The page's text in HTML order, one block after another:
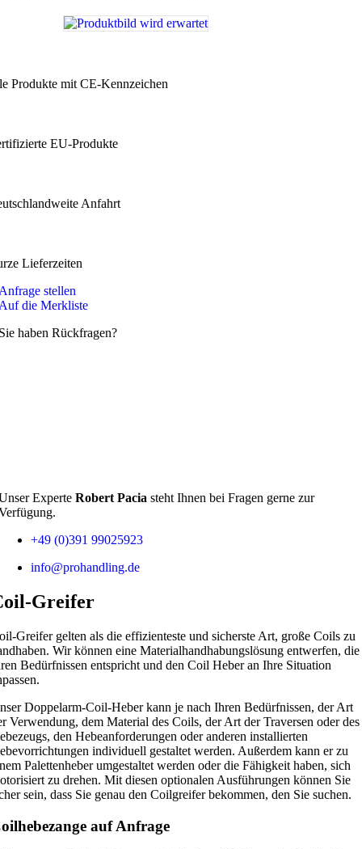
Produkte mit CE-Kennzeichen
EU-Produkte
Anfahrt
Lieferzeiten
stellen
die Merkliste
haben Rückfragen?
Experte Robert Pacia steht Ihnen bei Fragen gerne zur
+49 (0)391 99025923
info@prohandling.de
Greifer
Greifer gelten als die effizienteste und sicherste Art, große Coils zu
Wir können eine Materialhandhabungslösung entwerfen, die
Bedürfnissen entspricht und den Coil Heber an Ihre Situation
Doppelarm-Coil-Heber kann je nach Ihren Bedürfnissen, der Art
Verwendung, dem Material des Coils, der Art der Traversen oder des
den Hebeanforderungen oder anderen installierten
individuell gestaltet werden. Außerdem kann er zu
Palettenheber umgestaltet werden oder die Fähigkeit haben, sich
zu drehen. Mit diesen optionalen Ausführungen können Sie
sein, dass Sie genau den Coilgreifer bekommen, den Sie suchen.
auf Anfrage